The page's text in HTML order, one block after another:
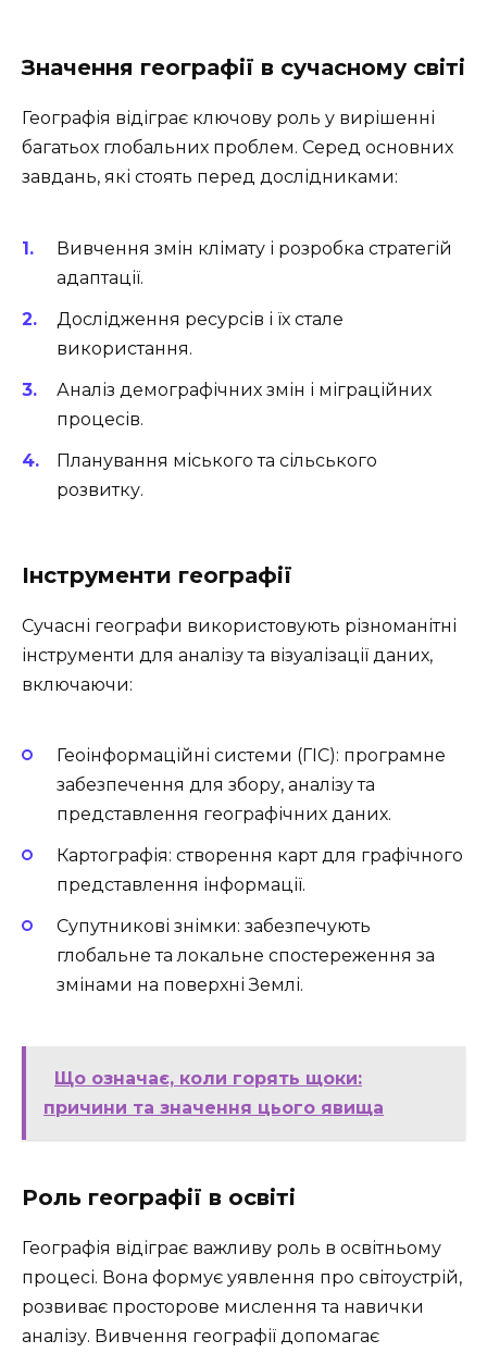
Значення географії в сучасному світі
Географія відіграє ключову роль у вирішенні
багатьох глобальних проблем. Серед основних
завдань, які стоять перед дослідниками:
Вивчення змін клімату і розробка стратегій
адаптації.
Дослідження ресурсів і їх стале
використання.
Аналіз демографічних змін і міграційних
процесів.
Планування міського та сільського
розвитку.
Інструменти географії
Сучасні географи використовують різноманітні
інструменти для аналізу та візуалізації даних,
включаючи:
Геоінформаційні системи (ГІС): програмне
забезпечення для збору, аналізу та
представлення географічних даних.
Картографія: створення карт для графічного
представлення інформації.
Супутникові знімки: забезпечують
глобальне та локальне спостереження за
змінами на поверхні Землі.
Що означає, коли горять щоки:
причини та значення цього явища
Роль географії в освіті
Географія відіграє важливу роль в освітньому
процесі. Вона формує уявлення про світоустрій,
розвиває просторове мислення та навички
аналізу. Вивчення географії допомагає